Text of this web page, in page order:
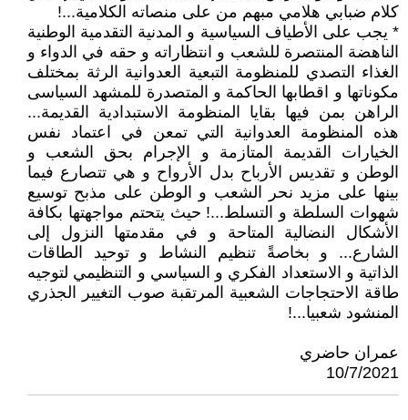
كلام ضبابي هلامي مبهم من على منصاته الكلامية...!
* يجب على الأطياف السياسية و المدنية التقدمية الوطنية
الناهضة المنتصرة للشعب و انتظاراته و حقه في الدواء و
الغذاء التصدي للمنظومة التبعية العدوانية الرثة بمختلف
مكوناتها و اقطابها الحاكمة و المتصدرة للمشهد السياسى
الراهن بمن فيها بقايا المنظومة الاستبدادية القديمة...
هذه المنظومة العدوانية التي تمعن في اعتماد نفس
الخيارات القديمة المتازمة و الإجرام بحق الشعب و
الوطن و تقديس الأرباح بدل الأرواح و هي تتصارع فيما
بينها على مزيد نحر الشعب و الوطن على مذبح توسيع
شهوات السلطة و التسلط...! حيث يتحتم مواجهتها بكافة
الأشكال النضالية المتاحة و في مقدمتها النزول إلى
الشارع... و بخاصةً تنظيم النشاط و توحيد الطاقات
الذاتية و الاستعداد الفكري و السياسي و التنظيمي لتوجيه
طاقة الاحتجاجات الشعبية المرتقبة صوب التغيير الجذري
المنشود شعبيا...!
عمران حاضري
10/7/2021